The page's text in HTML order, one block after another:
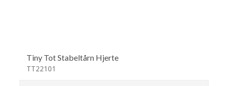
Tiny Tot Stabeltårn Hjerte
TT22101